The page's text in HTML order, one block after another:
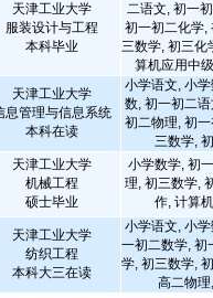
天津工业大学
服装设计与工程
本科毕业
二语文, 初一
初一初二化学,
三数学, 初三化
算机应用中
天津工业大学
息管理与信息系统
本科在读
小学语文, 小
数, 初一初二
初二物理, 初
三数学,
天津工业大学
机械工程
硕士毕业
小学数学, 初
理, 初三数学,
作, 计算
天津工业大学
纺织工程
本科大三在读
小学语文, 小
一初二数学, 初
学, 初三数学,
高二物